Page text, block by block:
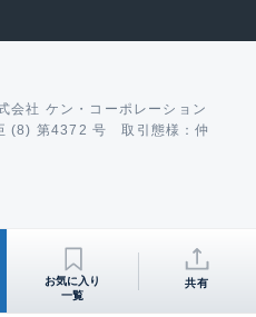
会社 ケン・コーポレーション
(8) 第4372 号 取引態様：仲
共有